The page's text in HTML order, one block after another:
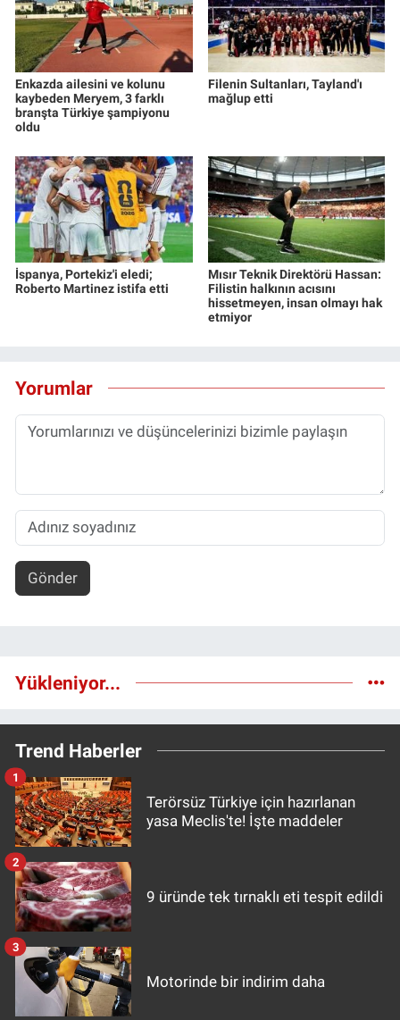
Enkazda ailesini ve kolunu
kaybeden Meryem, 3 farklı
branşta Türkiye şampiyonu
oldu
Filenin Sultanları, Tayland'ı
mağlup etti
İspanya, Portekiz'i eledi;
Roberto Martinez istifa etti
Mısır Teknik Direktörü Hassan:
Filistin halkının acısını
hissetmeyen, insan olmayı hak
etmiyor
Yorumlar
Gönder
Yükleniyor...
Trend Haberler
Terörsüz Türkiye için hazırlanan
yasa Meclis'te! İşte maddeler
1
9 üründe tek tırnaklı eti tespit edildi
2
Motorinde bir indirim daha
3